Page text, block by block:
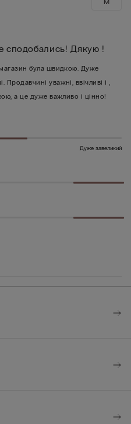
сподобались! Дякую !
була швидкою. Дуже
уважні, ввічливі і ,
а це дуже важливо і цінно!
M
Дуже завеликий